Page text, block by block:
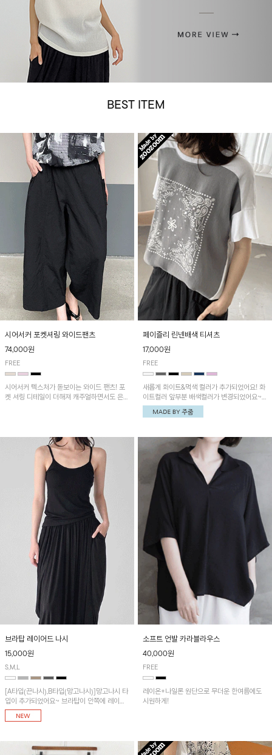
BEST ITEM
시어서커 포켓셔링 와이드팬츠
74,000원
FREE
시어서커 텍스처가 돋보이는 와이드 팬츠! 포
켓 셔링 디테일이 더해져 캐주얼하면서도 은은
아이템으로 활용하기 좋아요~
페이즐리 린넨배색 티셔츠
17,000원
FREE
새롭게 화이트&먹색 컬러가 추가되었어요! 화
이트컬러 앞부분 배색컬러가 변경되었어요~
중앙 린넨배색으로 유니크하면서 페이즐리 패
턴으로 감각적인 분위기를 연출이 가능한 티셔
브라탑 레이어드 나시
15,000원
S,M,L
[A타입(끈나시),B타입(망고나시)]망고나시 타
입이 추가되었어요~ 브라탑이 안쪽에 레이어
드 되어 실용적인 나시!
소프트 언발 카라블라우스
40,000원
FREE
레이온+나일론 원단으로 무더운 한여름에도
시원하게!